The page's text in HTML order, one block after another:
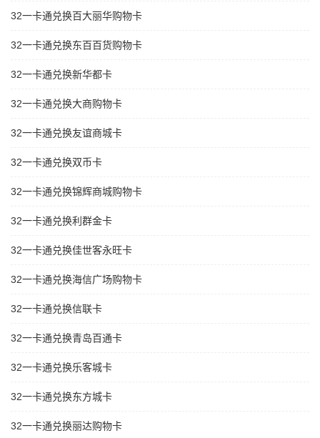
32一卡通兑换百大丽华购物卡
32一卡通兑换东百百货购物卡
32一卡通兑换新华都卡
32一卡通兑换大商购物卡
32一卡通兑换友谊商城卡
32一卡通兑换双币卡
32一卡通兑换锦辉商城购物卡
32一卡通兑换利群金卡
32一卡通兑换佳世客永旺卡
32一卡通兑换海信广场购物卡
32一卡通兑换信联卡
32一卡通兑换青岛百通卡
32一卡通兑换乐客城卡
32一卡通兑换东方城卡
32一卡通兑换丽达购物卡